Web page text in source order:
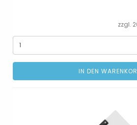
zzgl.
IN DEN